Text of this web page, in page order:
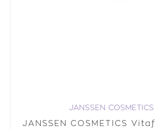
JANSSEN COSMETICS
JANSSEN COSMETICS